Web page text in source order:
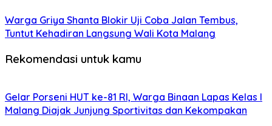
Warga Griya Shanta Blokir Uji Coba Jalan Tembus,
Tuntut Kehadiran Langsung Wali Kota Malang
Rekomendasi untuk kamu
Gelar Porseni HUT ke-81 RI, Warga Binaan Lapas Kelas I
Malang Diajak Junjung Sportivitas dan Kekompakan